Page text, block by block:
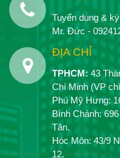
Tuyển dụng &
Mr. Đức -
ĐỊA CHỈ
TPHCM: 43
Chí Minh (VP
Phú Mỹ Hưng:
Bình Chánh:
Tân.
Hóc Môn: 43/9
12.